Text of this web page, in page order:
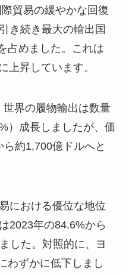
貿易の緩やかな回復
き続き最大の輸出国
占めました。これは
上昇しています。
界の履物輸出は数量
）成長しましたが、価
約1,700億ドルへと
における優位な地位
2023年の84.6%から
した。対照的に、ヨ
わずかに低下しまし